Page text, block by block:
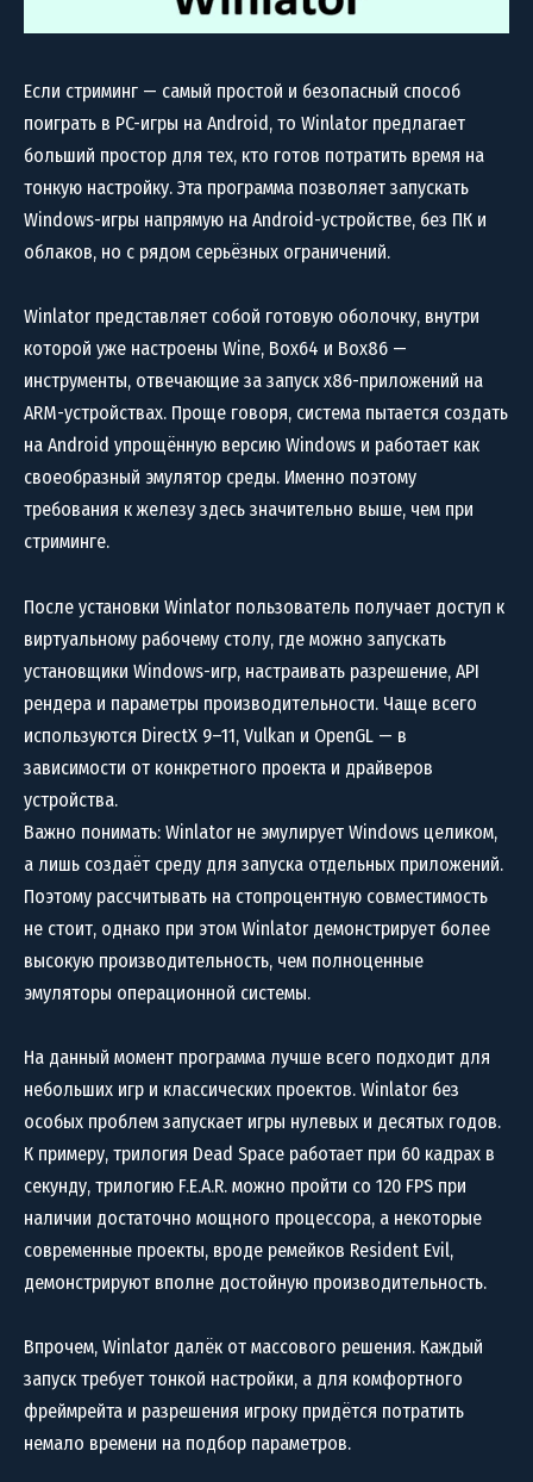
Если стриминг — самый простой и безопасный способ
поиграть в PC-игры на Android, то Winlator предлагает
больший простор для тех, кто готов потратить время на
тонкую настройку. Эта программа позволяет запускать
Windows-игры напрямую на Android-устройстве, без ПК и
облаков, но с рядом серьёзных ограничений.
Winlator представляет собой готовую оболочку, внутри
которой уже настроены Wine, Box64 и Box86 —
инструменты, отвечающие за запуск x86-приложений на
ARM-устройствах. Проще говоря, система пытается создать
на Android упрощённую версию Windows и работает как
своеобразный эмулятор среды. Именно поэтому
требования к железу здесь значительно выше, чем при
стриминге.
После установки Winlator пользователь получает доступ к
виртуальному рабочему столу, где можно запускать
установщики Windows-игр, настраивать разрешение, API
рендера и параметры производительности. Чаще всего
используются DirectX 9–11, Vulkan и OpenGL — в
зависимости от конкретного проекта и драйверов
устройства.
Важно понимать: Winlator не эмулирует Windows целиком,
а лишь создаёт среду для запуска отдельных приложений.
Поэтому рассчитывать на стопроцентную совместимость
не стоит, однако при этом Winlator демонстрирует более
высокую производительность, чем полноценные
эмуляторы операционной системы.
На данный момент программа лучше всего подходит для
небольших игр и классических проектов. Winlator без
особых проблем запускает игры нулевых и десятых годов.
К примеру, трилогия Dead Space работает при 60 кадрах в
секунду, трилогию F.E.A.R. можно пройти со 120 FPS при
наличии достаточно мощного процессора, а некоторые
современные проекты, вроде ремейков Resident Evil,
демонстрируют вполне достойную производительность.
Впрочем, Winlator далёк от массового решения. Каждый
запуск требует тонкой настройки, а для комфортного
фреймрейта и разрешения игроку придётся потратить
немало времени на подбор параметров.